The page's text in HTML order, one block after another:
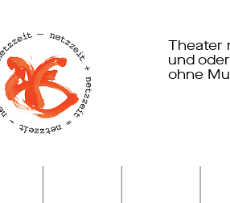
Theater
und oder
ohne